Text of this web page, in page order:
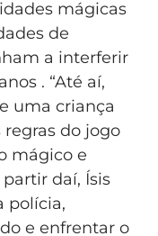
mágicas
de
a interferir
. “Até aí,
uma criança
do jogo
mágico e
daí, Ísis
polícia,
e enfrentar o